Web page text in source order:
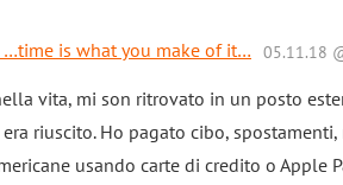
…time is what you make of it… 05.11.18
vita, mi son ritrovato in un posto
riuscito. Ho pagato cibo,
usando carte di credito o Apple